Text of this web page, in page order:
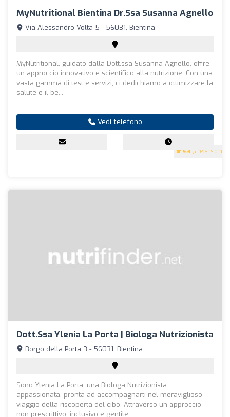
MyNutritional Bientina Dr.ssa Susanna Agnello
4.4 (7 recensioni)
Via Alessandro Volta 5 - 56031, Bientina
MyNutritional, guidato dalla Dott.ssa Susanna Agnello, offre
un approccio innovativo e scientifico alla nutrizione. Con una
vasta gamma di test e servizi, ci dedichiamo a ottimizzare la
salute e il be...
Vedi telefono
Dott.ssa Ylenia La Porta | Biologa Nutrizionista
Borgo della Porta 3 - 56031, Bientina
Sono Ylenia La Porta, una Biologa Nutrizionista
appassionata, pronta ad accompagnarti nel meraviglioso
viaggio della riscoperta del cibo. Attraverso un approccio
non prescrittivo, inclusivo e gentile,...